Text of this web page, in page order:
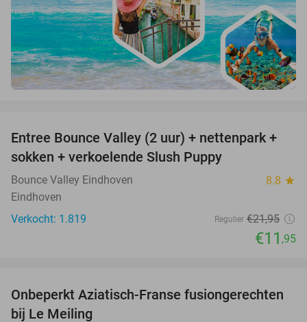
46%
Entree Bounce Valley (2 uur) + nettenpark +
sokken + verkoelende Slush Puppy
Bounce Valley Eindhoven 8.8 star
Eindhoven
Verkocht: 1.819
Regulier €21,95
€11 ,95
19%
Onbeperkt Aziatisch-Franse fusiongerechten
bij Le Meiling